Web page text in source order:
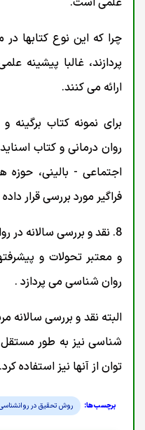
چرا که این نوع کتابها
پردازند، غالبا پیشینه
ارائه می کنند.
اجتماعی - بالینی، حوزه
فراگیر مورد بررسی قرار داده
8. نقد و بررسی سالانه در
و معتبر تحولات و
روان شناسی می پردازد .
البته نقد و بررسی
شناسی نیز به طور
توان از آنها نیز استفاده کرد.
روش تحقیق در